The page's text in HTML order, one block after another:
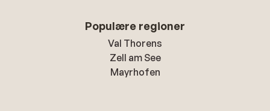
Populære regioner
Val Thorens
Zell am See
Mayrhofen